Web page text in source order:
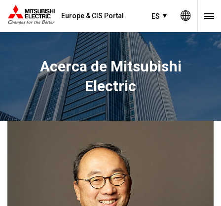
Europe & CIS Portal ES
Acerca de Mitsubishi
Electric